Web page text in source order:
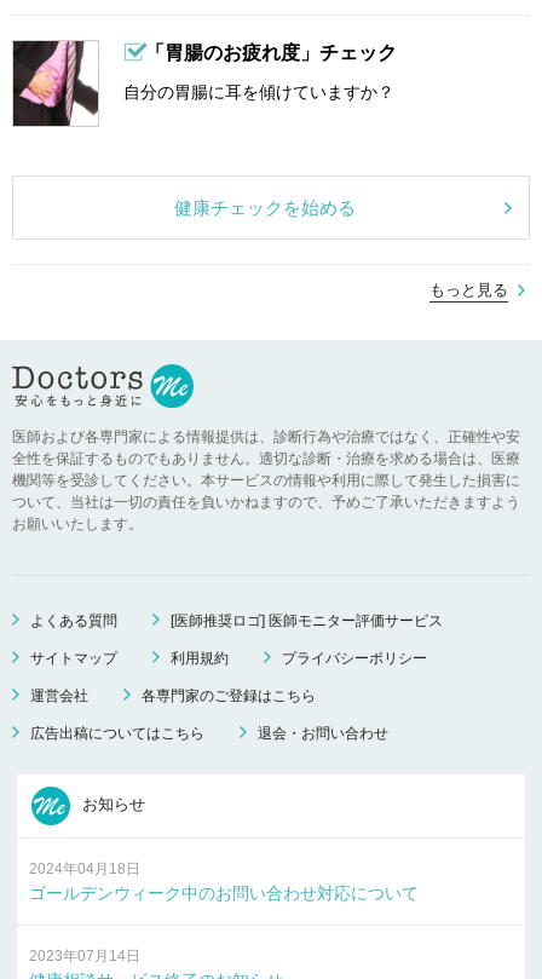
「胃腸のお疲れ度」チェック
自分の胃腸に耳を傾けていますか？
健康チェックを始める
もっと見る
医師および各専門家による情報提供は、診断行為や治療ではなく、正確性や安
全性を保証するものでもありません。適切な診断・治療を求める場合は、医療
機関等を受診してください。本サービスの情報や利用に際して発生した損害に
ついて、当社は一切の責任を負いかねますので、予めご了承いただきますよう
お願いいたします。
よくある質問 [医師推奨ロゴ] 医師モニター評価サービス
サイトマップ 利用規約 プライバシーポリシー
運営会社 各専門家のご登録はこちら
広告出稿についてはこちら 退会・お問い合わせ
お知らせ
2024年04月18日
ゴールデンウィーク中のお問い合わせ対応について
2023年07月14日